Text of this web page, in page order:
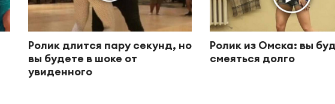
Ролик длится пару секунд, но
вы будете в шоке от
увиденного
Ролик из Омска: вы
смеяться долго